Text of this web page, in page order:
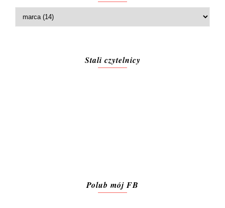
Stali czytelnicy
Polub mój FB